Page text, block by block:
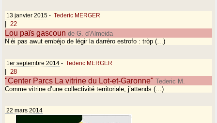
13 janvier 2015 - Tederic MERGER
22
Lou païs gascoun de G. d’Almeida
N’èi pas awut embéjo de légir la darrèro estrofo : tròp (…)
1er septembre 2014 - Tederic MERGER
| 28
"Center Parcs La vitrine du Lot-et-Garonne" Tederic M.
Comme vitrine d’une collectivité territoriale, j’attends (…)
22 mars 2014